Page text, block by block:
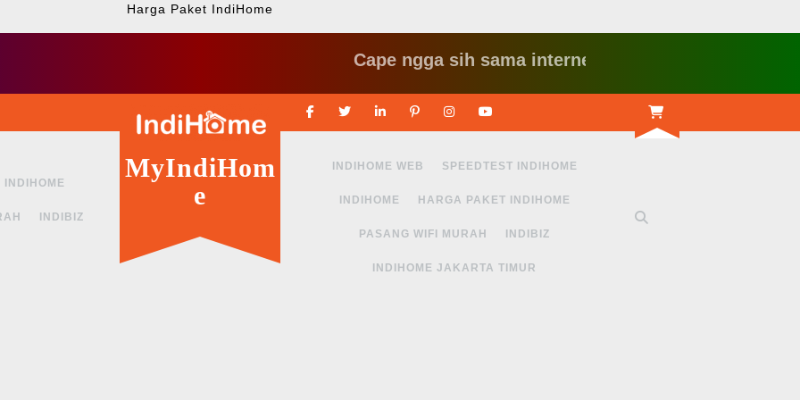
Harga Paket IndiHome
Cape ngga sih sama internet yang lambat gitu gitu aja
FacebookTwitter LinkedinPinterestInstagram
INDIHOME
INDIBIZ
MyIndiHom
e
INDIHOME WEB SPEEDTEST INDIHOME
INDIHOME HARGA PAKET INDIHOME
PASANG WIFI MURAH INDIBIZ
INDIHOME JAKARTA TIMUR